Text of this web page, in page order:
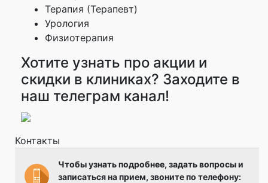
Терапия (Терапевт)
Урология
Физиотерапия
Хотите узнать про акции и
скидки в клиниках? Заходите в
наш телеграм канал!
Контакты
Чтобы узнать подробнее, задать вопросы и
записаться на прием, звоните по телефону: